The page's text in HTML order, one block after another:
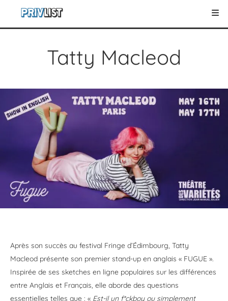
Tatty Macleod
Après son succès au festival Fringe d’Édimbourg, Tatty
Macleod présente son premier stand-up en anglais « FUGUE ».
Inspirée de ses sketches en ligne populaires sur les différences
entre Anglais et Français, elle aborde des questions
essentielles telles que : « Est-il un f*ckboy ou simplement